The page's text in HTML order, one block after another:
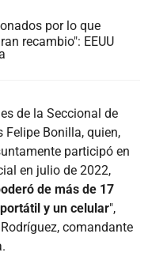
por lo que
recambio": EEUU
de la Seccional de
Felipe Bonilla, quien,
participó en
en julio de 2022,
de más de 17
y un celular",
comandante